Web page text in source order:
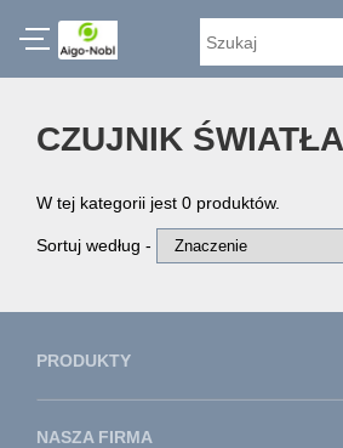
CZUJNIK ŚWIATŁA
W tej kategorii jest 0 produktów.
Sortuj według -
PRODUKTY
NASZA FIRMA